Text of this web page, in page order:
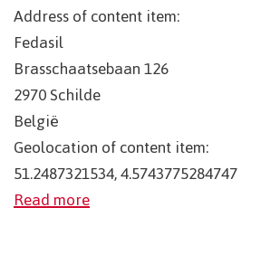
Address of content item:
Fedasil
Brasschaatsebaan 126
2970Schilde
België
Geolocation of content item:
51.2487321534, 4.5743775284747
Read more